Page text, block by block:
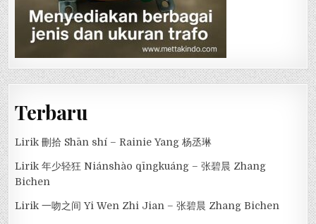
Terbaru
Lirik 刪拾 Shān shí – Rainie Yang 杨丞琳
Lirik 年少轻狂 Niánshào qīngkuáng – 张碧晨 Zhang
Bichen
Lirik 一吻之间 Yi Wen Zhi Jian – 张碧晨 Zhang Bichen